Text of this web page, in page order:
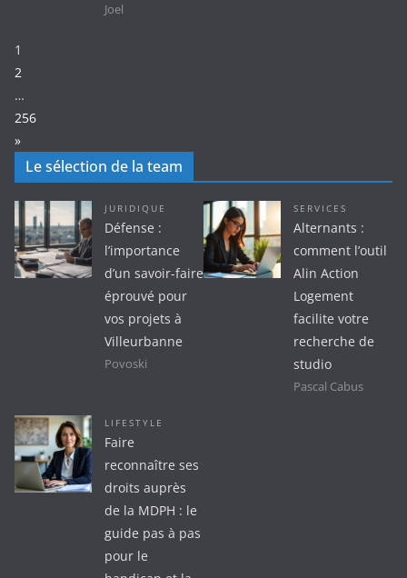
Joel
Page:
1
2
…
256
Next
»
Le sélection de la team
JURIDIQUE
Défense :
l’importance
d’un savoir-faire
éprouvé pour
vos projets à
Villeurbanne
Povoski
SERVICES
Alternants :
comment l’outil
Alin Action
Logement
facilite votre
recherche de
studio
Pascal Cabus
LIFESTYLE
Faire
reconnaître ses
droits auprès
de la MDPH : le
guide pas à pas
pour le